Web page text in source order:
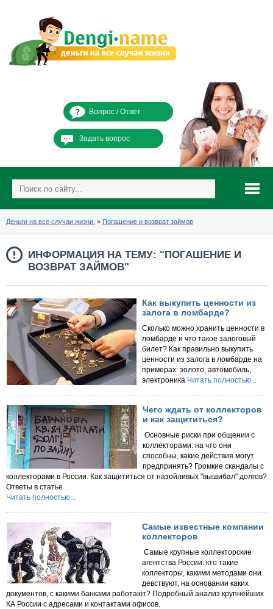
Вопрос / Ответ
Задать вопрос
Деньги на все случаи жизни. » Погашение и возврат займов
ИНФОРМАЦИЯ НА ТЕМУ: "ПОГАШЕНИЕ И
ВОЗВРАТ ЗАЙМОВ"
Как выкупить ценности из
залога в ломбарде?
Сколько можно хранить ценности в
ломбарде и что такое залоговый
билет? Как правильно выкупить
ценности из залога в ломбарде на
примерах: золото, автомобиль,
электроника Читать полностью...
Чего ждать от коллекторов
и как защититься?
Основные риски при общении с
коллекторами: на что они
способны, какие действия могут
предпринять? Громкие скандалы с
коллекторами в России. Как защититься от назойливых "вышибал" долгов?
Ответы в статье
Читать полностью...
Самые известные компании
коллекторов
Самые крупные коллекторские
агентства России: кто такие
коллекторы, какими методами они
девствуют, на основании каких
документов, с какими банками работают? Подробный анализ крупнейших
КА России с адресами и контактами офисов.